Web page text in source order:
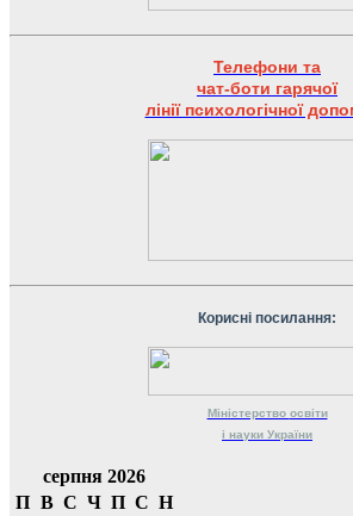
Телефони та
чат-боти гарячої
лінії психологічної
Корисні посилання:
Міністерство освіти
і науки України
серпня 2026
П В С Ч П С Н